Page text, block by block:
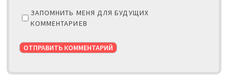
ЗАПОМНИТЬ МЕНЯ ДЛЯ БУДУЩИХ
КОММЕНТАРИЕВ